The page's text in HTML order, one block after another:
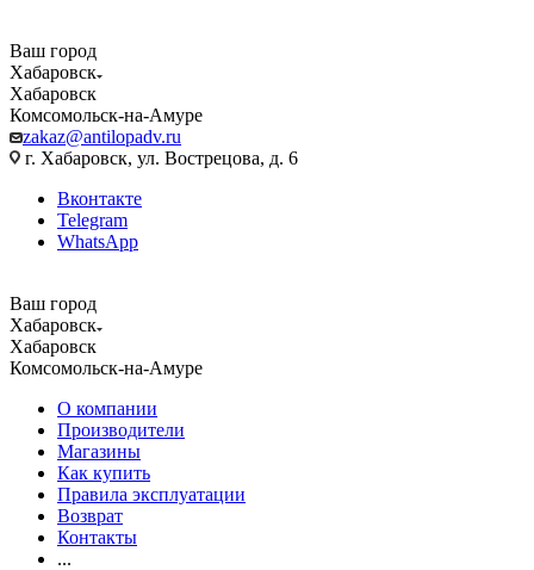
Ваш город
Хабаровск
Хабаровск
Комсомольск-на-Амуре
zakaz@antilopadv.ru
г. Хабаровск, ул. Вострецова, д. 6
Вконтакте
Telegram
WhatsApp
Ваш город
Хабаровск
Хабаровск
Комсомольск-на-Амуре
О компании
Производители
Магазины
Как купить
Правила эксплуатации
Возврат
Контакты
...